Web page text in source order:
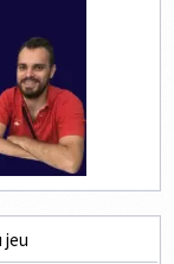
jeu